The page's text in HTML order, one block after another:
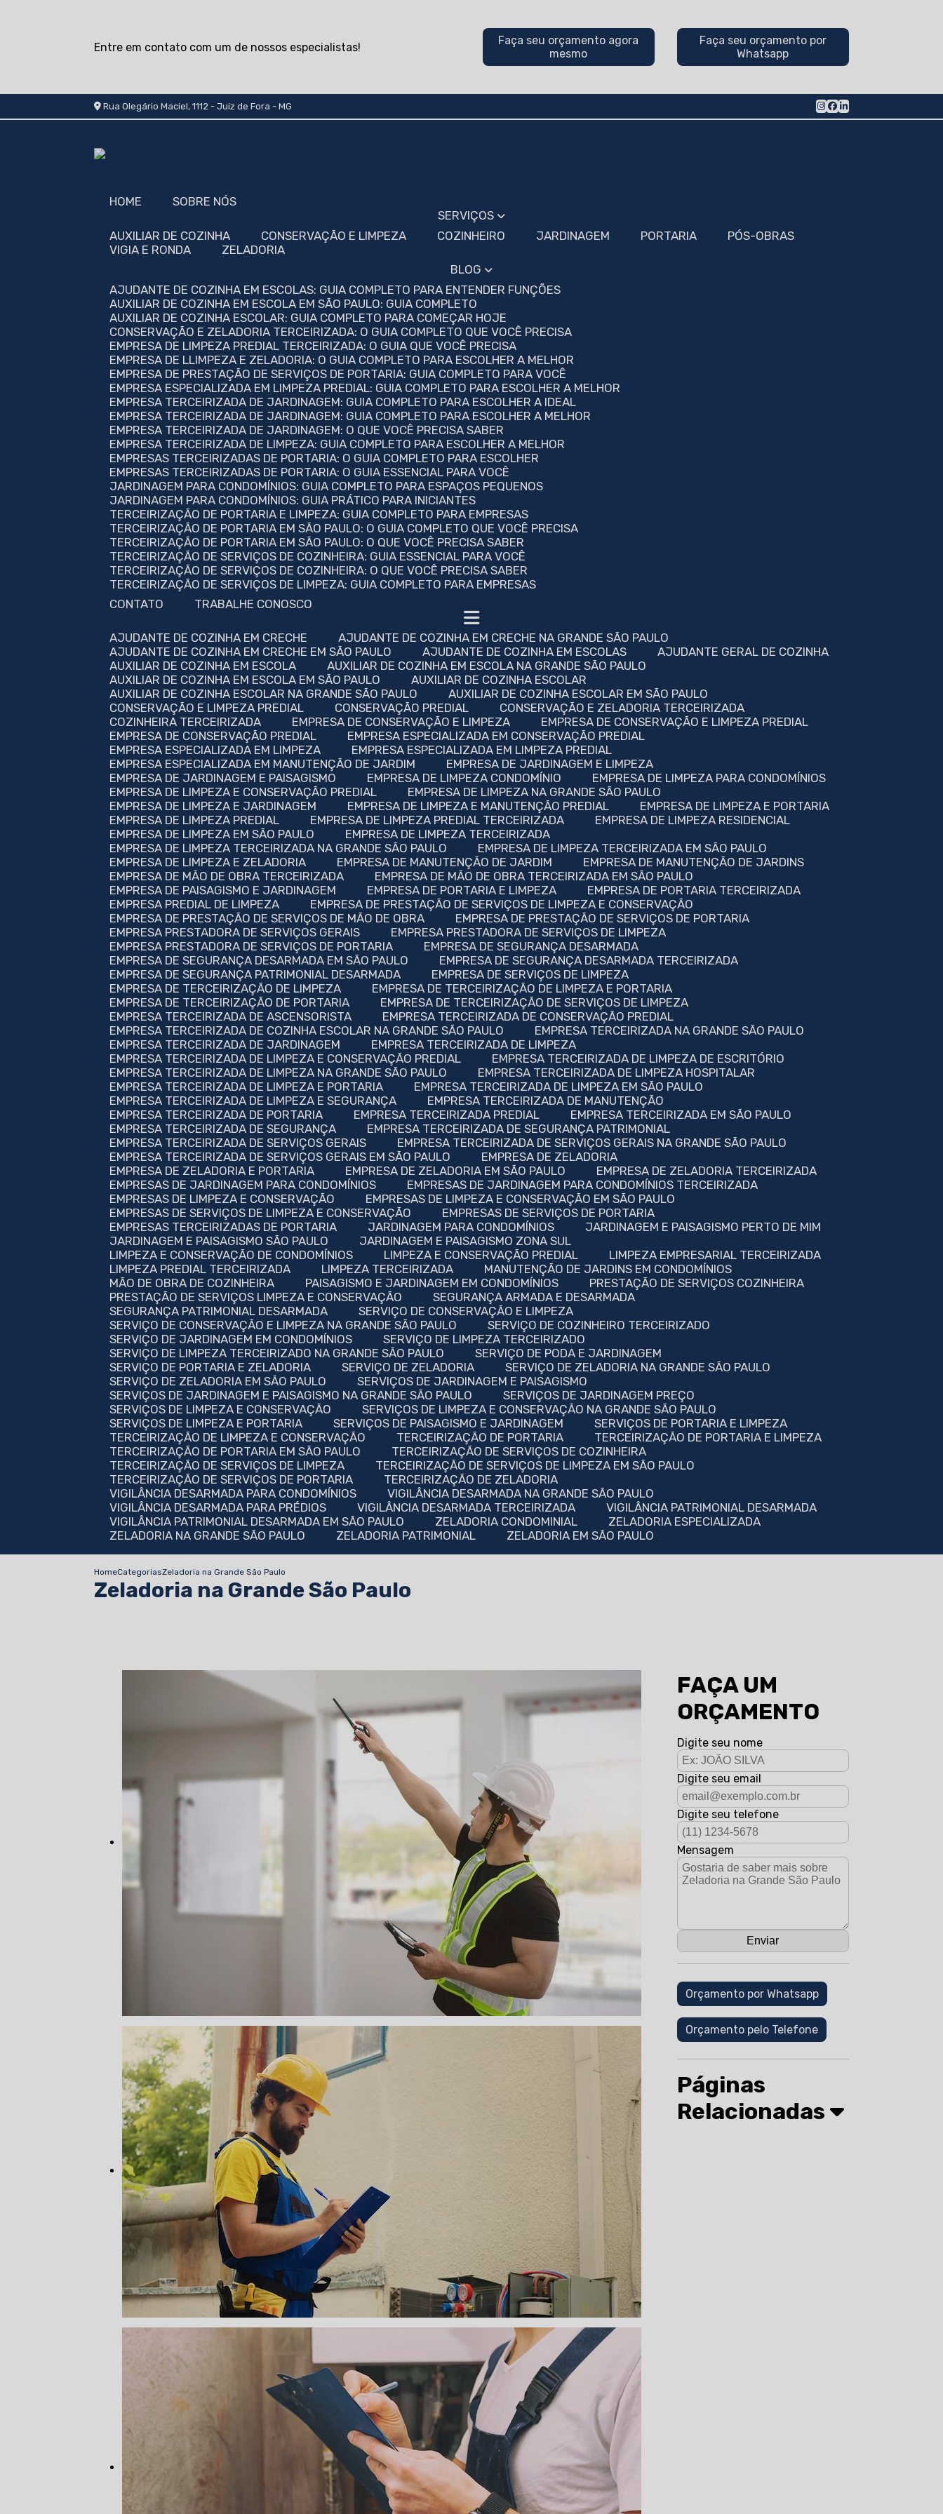
Entre em contato com um de nossos especialistas!
Faça seu orçamento agora
mesmo
Faça seu orçamento por
Whatsapp
Rua Olegário Maciel, 1112 - Juiz de Fora - MG
HOME
SOBRE NÓS
SERVIÇOS
AUXILIAR DE COZINHA
CONSERVAÇÃO E LIMPEZA COZINHEIRO JARDINAGEM PORTARIA
PÓS-OBRAS
VIGIA E RONDA
ZELADORIA
BLOG
AJUDANTE DE COZINHA EM ESCOLAS: GUIA COMPLETO PARA ENTENDER FUNÇÕES
AUXILIAR DE COZINHA EM ESCOLA EM SÃO PAULO: GUIA COMPLETO
AUXILIAR DE COZINHA ESCOLAR: GUIA COMPLETO PARA COMEÇAR HOJE
CONSERVAÇÃO E ZELADORIA TERCEIRIZADA: O GUIA COMPLETO QUE VOCÊ PRECISA
EMPRESA DE LIMPEZA PREDIAL TERCEIRIZADA: O GUIA QUE VOCÊ PRECISA
EMPRESA DE LLIMPEZA E ZELADORIA: O GUIA COMPLETO PARA ESCOLHER A MELHOR
EMPRESA DE PRESTAÇÃO DE SERVIÇOS DE PORTARIA: GUIA COMPLETO PARA VOCÊ
EMPRESA ESPECIALIZADA EM LIMPEZA PREDIAL: GUIA COMPLETO PARA ESCOLHER A MELHOR
EMPRESA TERCEIRIZADA DE JARDINAGEM: GUIA COMPLETO PARA ESCOLHER A IDEAL
EMPRESA TERCEIRIZADA DE JARDINAGEM: GUIA COMPLETO PARA ESCOLHER A MELHOR
EMPRESA TERCEIRIZADA DE JARDINAGEM: O QUE VOCÊ PRECISA SABER
EMPRESA TERCEIRIZADA DE LIMPEZA: GUIA COMPLETO PARA ESCOLHER A MELHOR
EMPRESAS TERCEIRIZADAS DE PORTARIA: O GUIA COMPLETO PARA ESCOLHER
EMPRESAS TERCEIRIZADAS DE PORTARIA: O GUIA ESSENCIAL PARA VOCÊ
JARDINAGEM PARA CONDOMÍNIOS: GUIA COMPLETO PARA ESPAÇOS PEQUENOS
JARDINAGEM PARA CONDOMÍNIOS: GUIA PRÁTICO PARA INICIANTES
TERCEIRIZAÇÃO DE PORTARIA E LIMPEZA: GUIA COMPLETO PARA EMPRESAS
TERCEIRIZAÇÃO DE PORTARIA EM SÃO PAULO: O GUIA COMPLETO QUE VOCÊ PRECISA
TERCEIRIZAÇÃO DE PORTARIA EM SÃO PAULO: O QUE VOCÊ PRECISA SABER
TERCEIRIZAÇÃO DE SERVIÇOS DE COZINHEIRA: GUIA ESSENCIAL PARA VOCÊ
TERCEIRIZAÇÃO DE SERVIÇOS DE COZINHEIRA: O QUE VOCÊ PRECISA SABER
TERCEIRIZAÇÃO DE SERVIÇOS DE LIMPEZA: GUIA COMPLETO PARA EMPRESAS
CONTATO
TRABALHE CONOSCO
AJUDANTE DE COZINHA EM CRECHE
AJUDANTE DE COZINHA EM CRECHE NA GRANDE SÃO PAULO
AJUDANTE DE COZINHA EM CRECHE EM SÃO PAULO
AJUDANTE DE COZINHA EM ESCOLAS
AJUDANTE GERAL DE COZINHA
AUXILIAR DE COZINHA EM ESCOLA
AUXILIAR DE COZINHA EM ESCOLA NA GRANDE SÃO PAULO
AUXILIAR DE COZINHA EM ESCOLA EM SÃO PAULO
AUXILIAR DE COZINHA ESCOLAR
AUXILIAR DE COZINHA ESCOLAR NA GRANDE SÃO PAULO
AUXILIAR DE COZINHA ESCOLAR EM SÃO PAULO
CONSERVAÇÃO E LIMPEZA PREDIAL
CONSERVAÇÃO PREDIAL
CONSERVAÇÃO E ZELADORIA TERCEIRIZADA
COZINHEIRA TERCEIRIZADA
EMPRESA DE CONSERVAÇÃO E LIMPEZA
EMPRESA DE CONSERVAÇÃO E LIMPEZA PREDIAL
EMPRESA DE CONSERVAÇÃO PREDIAL
EMPRESA ESPECIALIZADA EM CONSERVAÇÃO PREDIAL
EMPRESA ESPECIALIZADA EM LIMPEZA
EMPRESA ESPECIALIZADA EM LIMPEZA PREDIAL
EMPRESA ESPECIALIZADA EM MANUTENÇÃO DE JARDIM
EMPRESA DE JARDINAGEM E LIMPEZA
EMPRESA DE JARDINAGEM E PAISAGISMO
EMPRESA DE LIMPEZA CONDOMÍNIO
EMPRESA DE LIMPEZA PARA CONDOMÍNIOS
EMPRESA DE LIMPEZA E CONSERVAÇÃO PREDIAL
EMPRESA DE LIMPEZA NA GRANDE SÃO PAULO
EMPRESA DE LIMPEZA E JARDINAGEM
EMPRESA DE LIMPEZA E MANUTENÇÃO PREDIAL
EMPRESA DE LIMPEZA E PORTARIA
EMPRESA DE LIMPEZA PREDIAL
EMPRESA DE LIMPEZA PREDIAL TERCEIRIZADA
EMPRESA DE LIMPEZA RESIDENCIAL
EMPRESA DE LIMPEZA EM SÃO PAULO
EMPRESA DE LIMPEZA TERCEIRIZADA
EMPRESA DE LIMPEZA TERCEIRIZADA NA GRANDE SÃO PAULO
EMPRESA DE LIMPEZA TERCEIRIZADA EM SÃO PAULO
EMPRESA DE LIMPEZA E ZELADORIA
EMPRESA DE MANUTENÇÃO DE JARDIM
EMPRESA DE MANUTENÇÃO DE JARDINS
EMPRESA DE MÃO DE OBRA TERCEIRIZADA
EMPRESA DE MÃO DE OBRA TERCEIRIZADA EM SÃO PAULO
EMPRESA DE PAISAGISMO E JARDINAGEM
EMPRESA DE PORTARIA E LIMPEZA
EMPRESA DE PORTARIA TERCEIRIZADA
EMPRESA PREDIAL DE LIMPEZA
EMPRESA DE PRESTAÇÃO DE SERVIÇOS DE LIMPEZA E CONSERVAÇÃO
EMPRESA DE PRESTAÇÃO DE SERVIÇOS DE MÃO DE OBRA
EMPRESA DE PRESTAÇÃO DE SERVIÇOS DE PORTARIA
EMPRESA PRESTADORA DE SERVIÇOS GERAIS
EMPRESA PRESTADORA DE SERVIÇOS DE LIMPEZA
EMPRESA PRESTADORA DE SERVIÇOS DE PORTARIA
EMPRESA DE SEGURANÇA DESARMADA
EMPRESA DE SEGURANÇA DESARMADA EM SÃO PAULO
EMPRESA DE SEGURANÇA DESARMADA TERCEIRIZADA
EMPRESA DE SEGURANÇA PATRIMONIAL DESARMADA
EMPRESA DE SERVIÇOS DE LIMPEZA
EMPRESA DE TERCEIRIZAÇÃO DE LIMPEZA
EMPRESA DE TERCEIRIZAÇÃO DE LIMPEZA E PORTARIA
EMPRESA DE TERCEIRIZAÇÃO DE PORTARIA
EMPRESA DE TERCEIRIZAÇÃO DE SERVIÇOS DE LIMPEZA
EMPRESA TERCEIRIZADA DE ASCENSORISTA
EMPRESA TERCEIRIZADA DE CONSERVAÇÃO PREDIAL
EMPRESA TERCEIRIZADA DE COZINHA ESCOLAR NA GRANDE SÃO PAULO
EMPRESA TERCEIRIZADA NA GRANDE SÃO PAULO
EMPRESA TERCEIRIZADA DE JARDINAGEM
EMPRESA TERCEIRIZADA DE LIMPEZA
EMPRESA TERCEIRIZADA DE LIMPEZA E CONSERVAÇÃO PREDIAL
EMPRESA TERCEIRIZADA DE LIMPEZA DE ESCRITÓRIO
EMPRESA TERCEIRIZADA DE LIMPEZA NA GRANDE SÃO PAULO
EMPRESA TERCEIRIZADA DE LIMPEZA HOSPITALAR
EMPRESA TERCEIRIZADA DE LIMPEZA E PORTARIA
EMPRESA TERCEIRIZADA DE LIMPEZA EM SÃO PAULO
EMPRESA TERCEIRIZADA DE LIMPEZA E SEGURANÇA
EMPRESA TERCEIRIZADA DE MANUTENÇÃO
EMPRESA TERCEIRIZADA DE PORTARIA
EMPRESA TERCEIRIZADA PREDIAL
EMPRESA TERCEIRIZADA EM SÃO PAULO
EMPRESA TERCEIRIZADA DE SEGURANÇA
EMPRESA TERCEIRIZADA DE SEGURANÇA PATRIMONIAL
EMPRESA TERCEIRIZADA DE SERVIÇOS GERAIS
EMPRESA TERCEIRIZADA DE SERVIÇOS GERAIS NA GRANDE SÃO PAULO
EMPRESA TERCEIRIZADA DE SERVIÇOS GERAIS EM SÃO PAULO
EMPRESA DE ZELADORIA
EMPRESA DE ZELADORIA E PORTARIA
EMPRESA DE ZELADORIA EM SÃO PAULO
EMPRESA DE ZELADORIA TERCEIRIZADA
EMPRESAS DE JARDINAGEM PARA CONDOMÍNIOS
EMPRESAS DE JARDINAGEM PARA CONDOMÍNIOS TERCEIRIZADA
EMPRESAS DE LIMPEZA E CONSERVAÇÃO
EMPRESAS DE LIMPEZA E CONSERVAÇÃO EM SÃO PAULO
EMPRESAS DE SERVIÇOS DE LIMPEZA E CONSERVAÇÃO
EMPRESAS DE SERVIÇOS DE PORTARIA
EMPRESAS TERCEIRIZADAS DE PORTARIA
JARDINAGEM PARA CONDOMÍNIOS
JARDINAGEM E PAISAGISMO PERTO DE MIM
JARDINAGEM E PAISAGISMO SÃO PAULO
JARDINAGEM E PAISAGISMO ZONA SUL
LIMPEZA E CONSERVAÇÃO DE CONDOMÍNIOS
LIMPEZA E CONSERVAÇÃO PREDIAL
LIMPEZA EMPRESARIAL TERCEIRIZADA
LIMPEZA PREDIAL TERCEIRIZADA
LIMPEZA TERCEIRIZADA
MANUTENÇÃO DE JARDINS EM CONDOMÍNIOS
MÃO DE OBRA DE COZINHEIRA
PAISAGISMO E JARDINAGEM EM CONDOMÍNIOS
PRESTAÇÃO DE SERVIÇOS COZINHEIRA
PRESTAÇÃO DE SERVIÇOS LIMPEZA E CONSERVAÇÃO
SEGURANÇA ARMADA E DESARMADA
SEGURANÇA PATRIMONIAL DESARMADA
SERVIÇO DE CONSERVAÇÃO E LIMPEZA
SERVIÇO DE CONSERVAÇÃO E LIMPEZA NA GRANDE SÃO PAULO
SERVIÇO DE COZINHEIRO TERCEIRIZADO
SERVIÇO DE JARDINAGEM EM CONDOMÍNIOS
SERVIÇO DE LIMPEZA TERCEIRIZADO
SERVIÇO DE LIMPEZA TERCEIRIZADO NA GRANDE SÃO PAULO
SERVIÇO DE PODA E JARDINAGEM
SERVIÇO DE PORTARIA E ZELADORIA
SERVIÇO DE ZELADORIA
SERVIÇO DE ZELADORIA NA GRANDE SÃO PAULO
SERVIÇO DE ZELADORIA EM SÃO PAULO
SERVIÇOS DE JARDINAGEM E PAISAGISMO
SERVIÇOS DE JARDINAGEM E PAISAGISMO NA GRANDE SÃO PAULO
SERVIÇOS DE JARDINAGEM PREÇO
SERVIÇOS DE LIMPEZA E CONSERVAÇÃO
SERVIÇOS DE LIMPEZA E CONSERVAÇÃO NA GRANDE SÃO PAULO
SERVIÇOS DE LIMPEZA E PORTARIA
SERVIÇOS DE PAISAGISMO E JARDINAGEM
SERVIÇOS DE PORTARIA E LIMPEZA
TERCEIRIZAÇÃO DE LIMPEZA E CONSERVAÇÃO
TERCEIRIZAÇÃO DE PORTARIA
TERCEIRIZAÇÃO DE PORTARIA E LIMPEZA
TERCEIRIZAÇÃO DE PORTARIA EM SÃO PAULO
TERCEIRIZAÇÃO DE SERVIÇOS DE COZINHEIRA
TERCEIRIZAÇÃO DE SERVIÇOS DE LIMPEZA
TERCEIRIZAÇÃO DE SERVIÇOS DE LIMPEZA EM SÃO PAULO
TERCEIRIZAÇÃO DE SERVIÇOS DE PORTARIA
TERCEIRIZAÇÃO DE ZELADORIA
VIGILÂNCIA DESARMADA PARA CONDOMÍNIOS
VIGILÂNCIA DESARMADA NA GRANDE SÃO PAULO
VIGILÂNCIA DESARMADA PARA PRÉDIOS
VIGILÂNCIA DESARMADA TERCEIRIZADA
VIGILÂNCIA PATRIMONIAL DESARMADA
VIGILÂNCIA PATRIMONIAL DESARMADA EM SÃO PAULO
ZELADORIA CONDOMINIAL
ZELADORIA ESPECIALIZADA
ZELADORIA NA GRANDE SÃO PAULO
ZELADORIA PATRIMONIAL ZELADORIA EM SÃO PAULO
HomeCategoriasZeladoria na Grande São Paulo
Zeladoria na Grande São Paulo
FAÇA UM
ORÇAMENTO
Digite seu nome
Digite seu email
Digite seu telefone
Mensagem
Orçamento por Whatsapp
Orçamento pelo Telefone
Páginas
Relacionadas